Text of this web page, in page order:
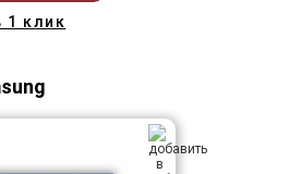
1 клик